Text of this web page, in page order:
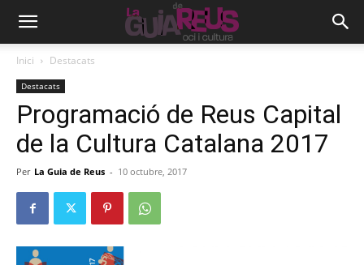
Inici Destacats
Destacats
Programació de Reus Capital
de la Cultura Catalana 2017
Per La Guia de Reus - 10 octubre, 2017